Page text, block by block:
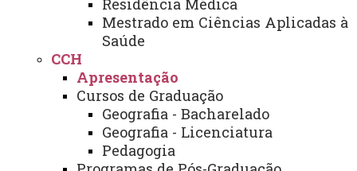
Residência Médica
Mestrado em Ciências Aplicadas à
Saúde
CCH
Apresentação
Cursos de Graduação
Geografia - Bacharelado
Geografia - Licenciatura
Pedagogia
CCH - CENTRO DE CIÊNCIAS
HUMANAS
Centro de Ciências Humanas - CCH